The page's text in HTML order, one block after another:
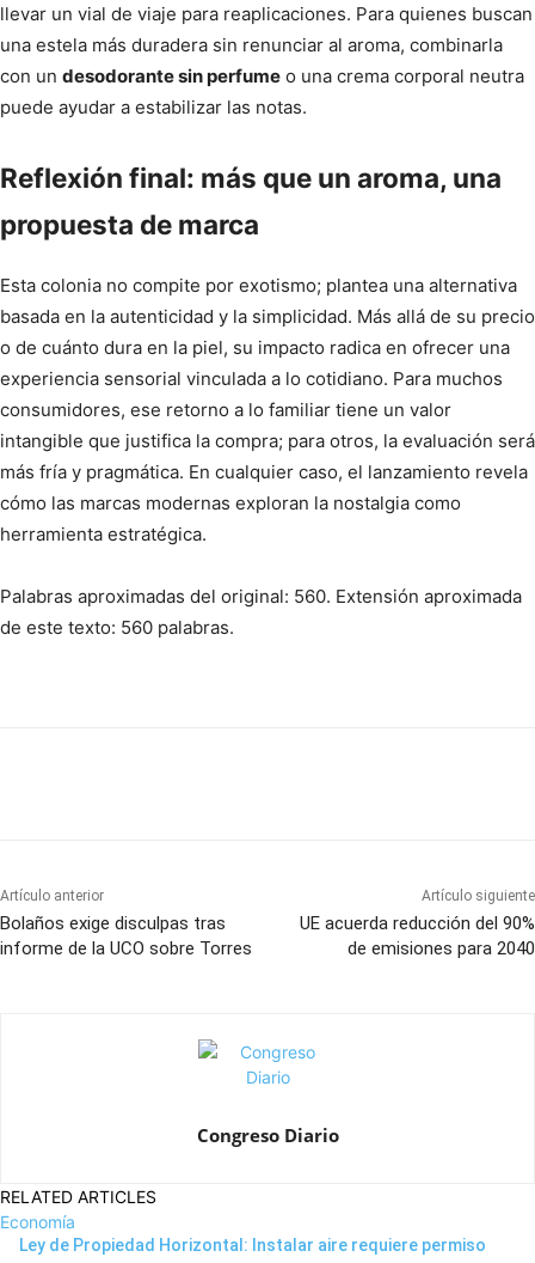
llevar un vial de viaje para reaplicaciones. Para quienes buscan
una estela más duradera sin renunciar al aroma, combinarla
con un desodorante sin perfume o una crema corporal neutra
puede ayudar a estabilizar las notas.
Reflexión final: más que un aroma, una
propuesta de marca
Esta colonia no compite por exotismo; plantea una alternativa
basada en la autenticidad y la simplicidad. Más allá de su precio
o de cuánto dura en la piel, su impacto radica en ofrecer una
experiencia sensorial vinculada a lo cotidiano. Para muchos
consumidores, ese retorno a lo familiar tiene un valor
intangible que justifica la compra; para otros, la evaluación será
más fría y pragmática. En cualquier caso, el lanzamiento revela
cómo las marcas modernas exploran la nostalgia como
herramienta estratégica.
Palabras aproximadas del original: 560. Extensión aproximada
de este texto: 560 palabras.
Artículo anterior
Bolaños exige disculpas tras
informe de la UCO sobre Torres
Artículo siguiente
UE acuerda reducción del 90%
de emisiones para 2040
Congreso Diario
RELATED ARTICLES
Economía
Ley de Propiedad Horizontal: Instalar aire requiere permiso